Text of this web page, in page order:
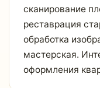
сканирование
реставрация
обработка
мастерская.
оформления